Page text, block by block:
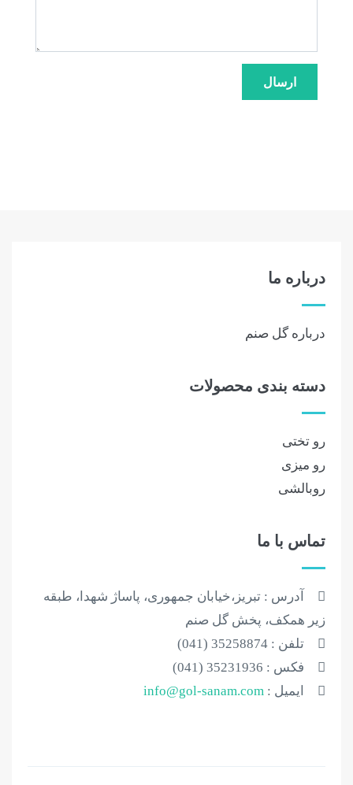
درباره ما
درباره گل صنم
دسته بندی محصولات
رو تختی
رو میزی
روبالشی
تماس با ما
آدرس : تبریز،خیابان جمهوری، پاساژ شهدا، طبقه
زیر همکف، پخش گل صنم
تلفن : 35258874 (041)
فکس : 35231936 (041)
ایمیل : info@gol-sanam.com